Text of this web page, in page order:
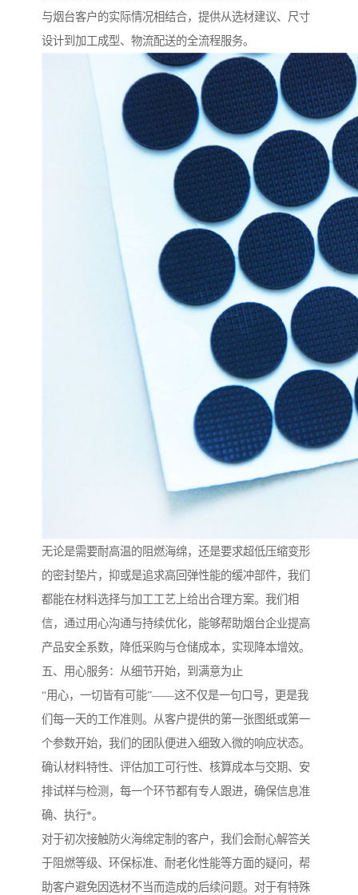
与烟台客户的实际情况相结合，提供从选材建议、尺寸
设计到加工成型、物流配送的全流程服务。
无论是需要耐高温的阻燃海绵，还是要求超低压缩变形
的密封垫片，抑或是追求高回弹性能的缓冲部件，我们
都能在材料选择与加工工艺上给出合理方案。我们相
信，通过用心沟通与持续优化，能够帮助烟台企业提高
产品安全系数，降低采购与仓储成本，实现降本增效。
五、用心服务：从细节开始，到满意为止
“用心，一切皆有可能”——这不仅是一句口号，更是我
们每一天的工作准则。从客户提供的第一张图纸或第一
个参数开始，我们的团队便进入细致入微的响应状态。
确认材料特性、评估加工可行性、核算成本与交期、安
排试样与检测，每一个环节都有专人跟进，确保信息准
确、执行*。
对于初次接触防火海绵定制的客户，我们会耐心解答关
于阻燃等级、环保标准、耐老化性能等方面的疑问，帮
助客户避免因选材不当而造成的后续问题。对于有特殊